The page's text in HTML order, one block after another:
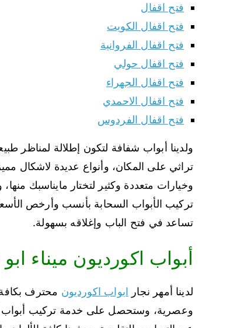
فتح اقفال
فتح اقفال الكويت
فتح اقفال الفروانية
فتح اقفال حولي
فتح اقفال الجهراء
فتح اقفال الاحمدي
فتح اقفال الفردوس
ولدينا أبواب شفافة لتكون إطلالة لمناظر
تراثي على المكان، وأنواع عديدة لاشكال
وخيارات متعددة وكثير لتختار مايناسبك
تركيب الأبواب السحابة بأنسب وأرخص
تساعد في فتح الباب وإغلاقه بسهولة.
أبواب اكورديون ميناء
لدينا أمهر نجار ابواب اكورديون محترف بكافة
وعصرية، وستحصل على خدمة تركيب أبواب